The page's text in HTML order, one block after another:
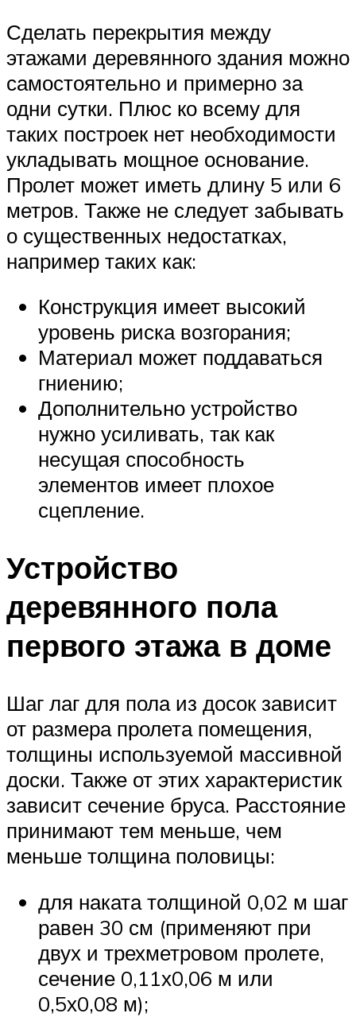
Сделать перекрытия между
этажами деревянного здания можно
самостоятельно и примерно за
одни сутки. Плюс ко всему для
таких построек нет необходимости
укладывать мощное основание.
Пролет может иметь длину 5 или 6
метров. Также не следует забывать
о существенных недостатках,
например таких как:
Конструкция имеет высокий
уровень риска возгорания;
Материал может поддаваться
гниению;
Дополнительно устройство
нужно усиливать, так как
несущая способность
элементов имеет плохое
сцепление.
Устройство
деревянного пола
первого этажа в доме
Шаг лаг для пола из досок зависит
от размера пролета помещения,
толщины используемой массивной
доски. Также от этих характеристик
зависит сечение бруса. Расстояние
принимают тем меньше, чем
меньше толщина половицы:
для наката толщиной 0,02 м шаг
равен 30 см (применяют при
двух и трехметровом пролете,
сечение 0,11х0,06 м или
0,5х0,08 м);